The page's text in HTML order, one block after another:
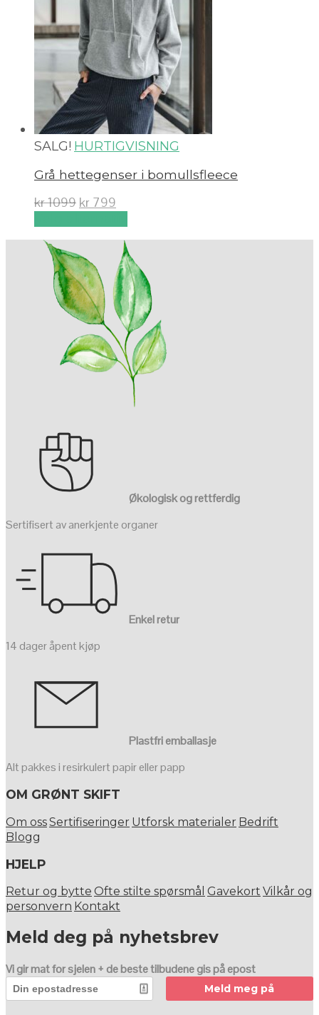
SALG! HURTIGVISNING
Grå hettegenser i bomullsfleece
kr1099 kr 799
Økologisk og rettferdig
Sertifisert av anerkjente organer
Enkel retur
14 dager åpent kjøp
Plastfri emballasje
Alt pakkes i resirkulert papir eller papp
OM GRØNT SKIFT
Om ossSertifiseringer Utforsk materialer Bedrift
Blogg
HJELP
Retur og bytte Ofte stilte spørsmål Gavekort Vilkår og
personvern Kontakt
Meld deg på nyhetsbrev
Vi gir mat for sjelen + de beste tilbudene gis på epost
Meld meg på